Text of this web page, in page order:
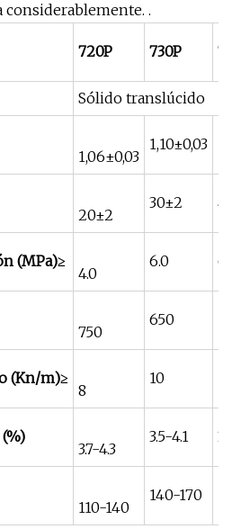
.
720P 730P
Sólido translúcido
1,06±0,03
1,10±0,03
20±2
30±2
(MPa)≥
4.0
6.0
750
650
(Kn/m)≥
8
10
3.7-4.3
3.5-4.1
110-140
140-170